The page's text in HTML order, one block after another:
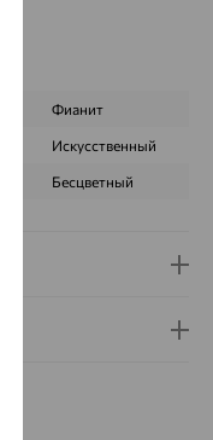
Фианит
Искусственный
Бесцветный